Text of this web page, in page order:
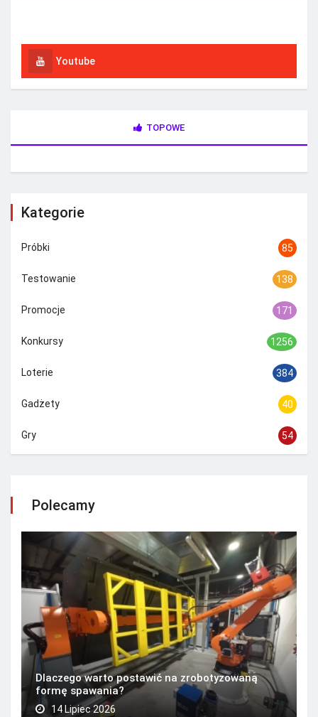
Youtube
TOPOWE
Kategorie
Próbki 85
Testowanie 138
Promocje 171
Konkursy 1256
Loterie 384
Gadżety 40
Gry 54
Polecamy
Dlaczego warto postawić na zrobotyzowaną
formę spawania?
14 Lipiec 2026